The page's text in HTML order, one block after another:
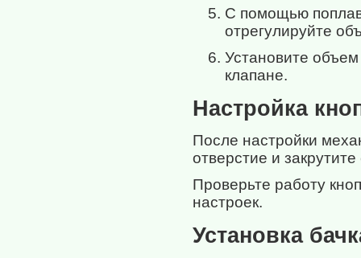
С помощью
отрегулируйте
Установите
клапане.
Настройка
После настройки
отверстие и
Проверьте работу
настроек.
Установка